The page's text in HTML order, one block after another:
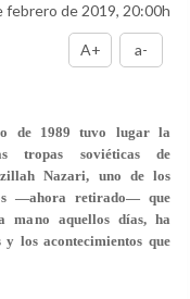
febrero de 2019, 20:00h
A+ a-
de 1989 tuvo lugar la
tropas soviéticas de
Nazari, uno de los
—ahora retirado— que
mano aquellos días, ha
los acontecimientos que